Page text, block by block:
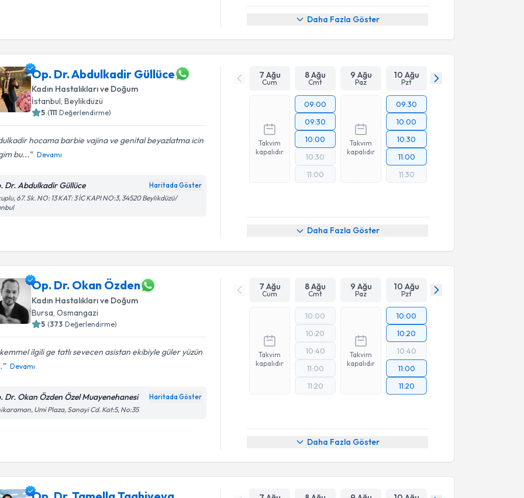
Daha Fazla Göster
Op. Dr. Abdulkadir Güllüce
Kadın Hastalıkları ve Doğum
İstanbul, Beylikdüzü
5 (111 Değerlendirme)
hocama barbie vajina ve genital beyazlatma icin
bu...
Devamı
Dr. Abdulkadir Güllüce Haritada Göster
67. Sk. NO: 13 KAT: 3 İC KAPI NO:3, 34520 Beylikdüzü/
7 Ağu
Cum
8 Ağu
Cmt
9 Ağu
Paz
10 Ağu
Pzt
Takvim
kapalıdır
09:00
09:30
10:00
10:30
11:00
Takvim
kapalıdır
09:30
10:00
10:30
11:00
11:30
Daha Fazla Göster
Op. Dr. Okan Özden
Kadın Hastalıkları ve Doğum
Bursa , Osmangazi
5 (373 Değerlendirme)
ilgili ge tatlı sevecen asistan ekibiyle güler yüzün
Devamı
Dr. Okan Özden Özel Muayenehanesi Haritada Göster
Umi Plaza, Sanayi Cd. Kat:5, No:35
7 Ağu
Cum
8 Ağu
Cmt
9 Ağu
Paz
10 Ağu
Pzt
Takvim
kapalıdır
10:00
10:20
10:40
11:00
11:20
Takvim
kapalıdır
10:00
10:20
10:40
11:00
11:20
Daha Fazla Göster